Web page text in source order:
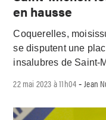
en hausse
Coquerelles,
se disputent une
insalubres de Saint-
22 mai 2023 à 11h04 - Jean